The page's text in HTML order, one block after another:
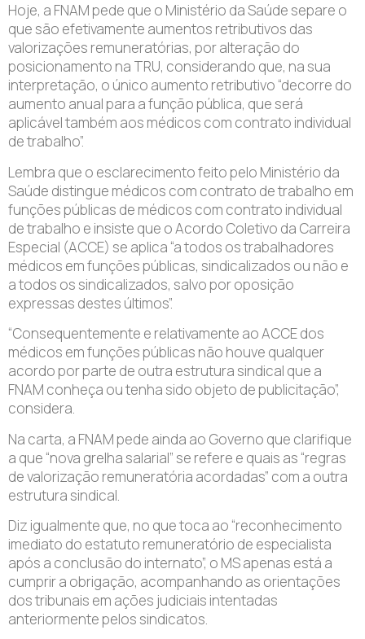
Hoje, a FNAM pede que o Ministério da Saúde separe o
que são efetivamente aumentos retributivos das
valorizações remuneratórias, por alteração do
posicionamento na TRU, considerando que, na sua
interpretação, o único aumento retributivo “decorre do
aumento anual para a função pública, que será
aplicável também aos médicos com contrato individual
de trabalho”.
Lembra que o esclarecimento feito pelo Ministério da
Saúde distingue médicos com contrato de trabalho em
funções públicas de médicos com contrato individual
de trabalho e insiste que o Acordo Coletivo da Carreira
Especial (ACCE) se aplica “a todos os trabalhadores
médicos em funções públicas, sindicalizados ou não e
a todos os sindicalizados, salvo por oposição
expressas destes últimos”.
“Consequentemente e relativamente ao ACCE dos
médicos em funções públicas não houve qualquer
acordo por parte de outra estrutura sindical que a
FNAM conheça ou tenha sido objeto de publicitação”,
considera.
Na carta, a FNAM pede ainda ao Governo que clarifique
a que “nova grelha salarial” se refere e quais as “regras
de valorização remuneratória acordadas” com a outra
estrutura sindical.
Diz igualmente que, no que toca ao “reconhecimento
imediato do estatuto remuneratório de especialista
após a conclusão do internato”, o MS apenas está a
cumprir a obrigação, acompanhando as orientações
dos tribunais em ações judiciais intentadas
anteriormente pelos sindicatos.